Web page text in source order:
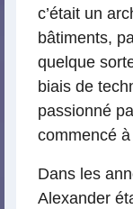
c’était un
bâtiments,
quelque
biais de
passionné
commencé
Dans les
Alexander